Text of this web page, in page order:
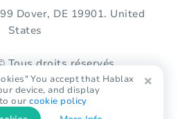
Dover, DE 19901. United
States
Tous droits réservés.
You accept that Hablax
device, and display
ourcookie policy